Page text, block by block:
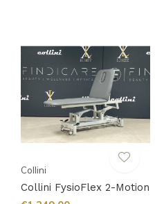
Collini
Collini FysioFlex 2-Motion